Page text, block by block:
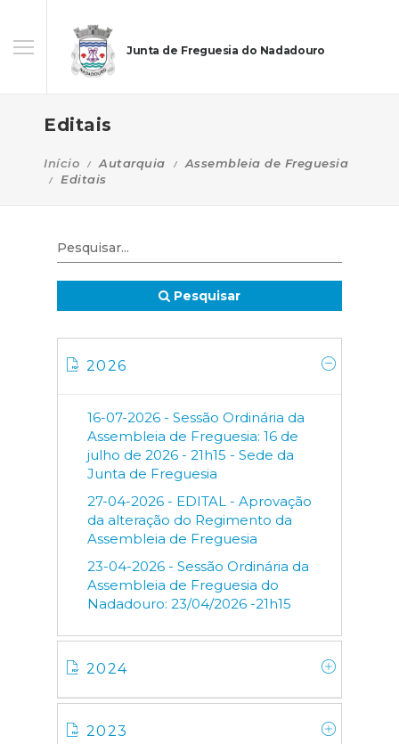
Junta de Freguesia do Nadadouro
Editais
Início Autarquia
Assembleia de Freguesia
Editais
Pesquisar
2026
16-07-2026 - Sessão Ordinária da
Assembleia de Freguesia: 16 de
julho de 2026 - 21h15 - Sede da
Junta de Freguesia
27-04-2026 - EDITAL - Aprovação
da alteração do Regimento da
Assembleia de Freguesia
23-04-2026 - Sessão Ordinária da
Assembleia de Freguesia do
Nadadouro: 23/04/2026 -21h15
2024
2023